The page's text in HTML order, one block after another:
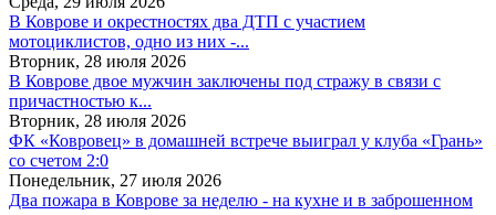
В Коврове и окрестностях два ДТП с участием
мотоциклистов, одно из них -...
Вторник, 28 июля 2026
В Коврове двое мужчин заключены под стражу в связи с
причастностью к...
Вторник, 28 июля 2026
ФК «Ковровец» в домашней встрече выиграл у клуба «Грань»
со счетом 2:0
Понедельник, 27 июля 2026
Два пожара в Коврове за неделю - на кухне и в заброшенном